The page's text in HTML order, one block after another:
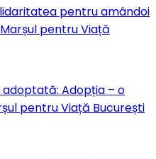
pentru amândoi
pentru Viață
adoptată: Adopția – o
pentru Viață București